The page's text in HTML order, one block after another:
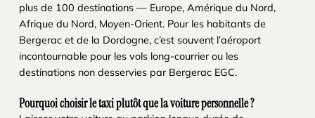
plus de 100 destinations — Europe, Amérique du Nord,
Afrique du Nord, Moyen-Orient. Pour les habitants de
Bergerac et de la Dordogne, c’est souvent l’aéroport
incontournable pour les vols long-courrier ou les
destinations non desservies par Bergerac EGC.
Pourquoi choisir le taxi plutôt que la voiture personnelle ?